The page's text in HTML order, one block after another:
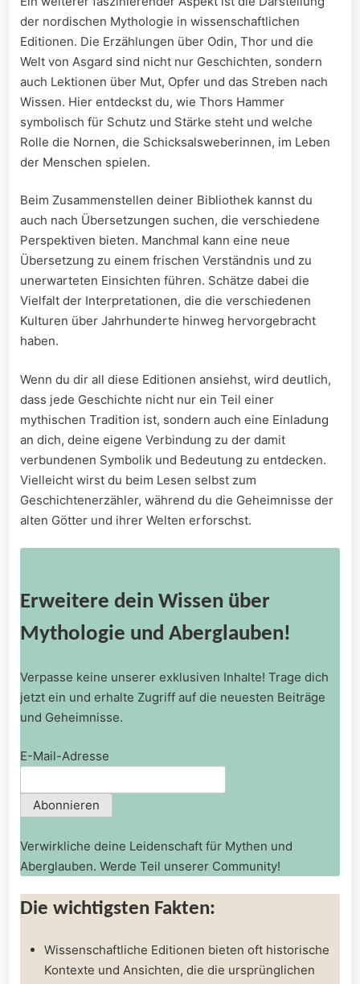
der nordischen Mythologie in wissenschaftlichen
Editionen. Die Erzählungen über Odin, Thor und die
Welt von Asgard sind ⁣nicht nur Geschichten, sondern
auch Lektionen über Mut, Opfer und das ⁤Streben ⁣nach
Wissen. Hier entdeckst du, wie Thors Hammer
‍symbolisch für Schutz‍ und ⁢Stärke steht und welche
⁣Rolle ‌die Nornen,⁤ die Schicksalsweberinnen, im⁤ Leben
der Menschen spielen.
Beim Zusammenstellen‌ deiner Bibliothek kannst du
auch nach Übersetzungen⁤ suchen, ⁣die verschiedene
Perspektiven bieten. Manchmal​ kann eine‍ neue
Übersetzung ⁢zu ⁢einem frischen Verständnis und zu
unerwarteten Einsichten führen. Schätze dabei die
Vielfalt der Interpretationen,‍ die die verschiedenen
Kulturen ⁤über ⁤Jahrhunderte hinweg ‍hervorgebracht
haben.
Wenn du dir all diese Editionen⁤ ansiehst, ⁤wird deutlich,⁢
dass jede Geschichte nicht nur ein‍ Teil einer
mythischen Tradition ist, sondern⁣ auch eine Einladung
an dich, deine eigene Verbindung zu der damit
verbundenen Symbolik und ⁤Bedeutung zu entdecken.
Vielleicht wirst⁣ du beim Lesen selbst zum
Geschichtenerzähler, während du die Geheimnisse‍ der
⁤alten Götter und ihrer Welten erforschst.
Erweitere dein Wissen über
Mythologie und Aberglauben!
Verpasse keine unserer exklusiven Inhalte! Trage dich
jetzt ein und erhalte Zugriff auf die neuesten Beiträge
und Geheimnisse.
E-Mail-Adresse
Verwirkliche deine Leidenschaft für Mythen und
Aberglauben. Werde Teil unserer Community!
Die ⁣wichtigsten ​Fakten:
Wissenschaftliche Editionen bieten​ oft historische
Kontexte‌ und ⁢Ansichten, die ⁢die⁣ ursprünglichen